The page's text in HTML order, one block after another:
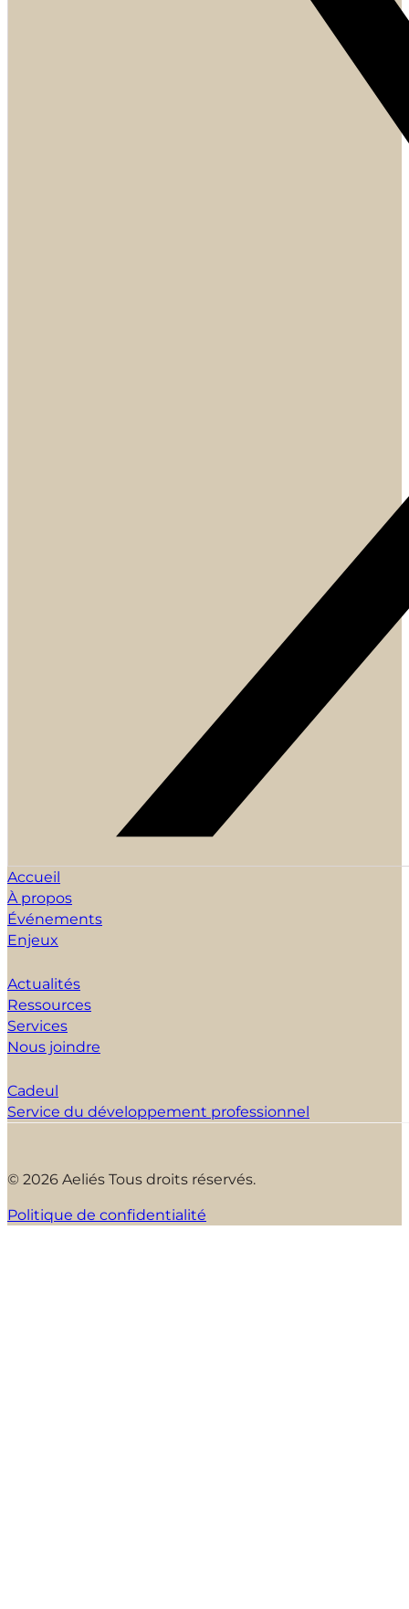
Accueil
À propos
Événements
Enjeux
Actualités
Ressources
Services
Nous joindre
Cadeul
Service du développement professionnel
© 2026 Aeliés Tous droits réservés.
Politique de confidentialité